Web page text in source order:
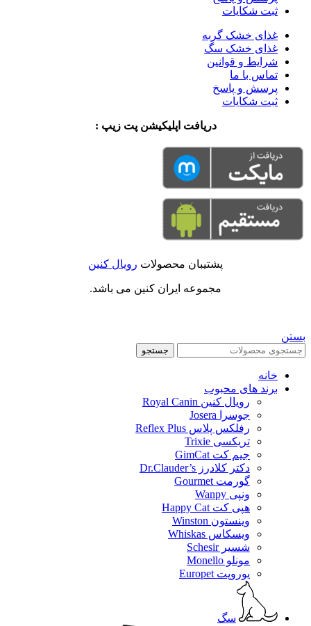
ثبت شکایات
غذای خشک گربه
غذای خشک سگ
شرایط و قوانین
تماس با ما
پرسش و پاسخ
ثبت شکایات
دریافت اپلیکیشن پت زیپ :
پشتیبان محصولات رویال کنین
مجموعه ایران کنین می باشد.
بستن
جستجو
خانه
برند های محبوب
رویال کنین Royal Canin
جوسرا Josera
رفلکس پلاس Reflex Plus
تریکسی Trixie
جیم کت GimCat
دکتر کلادرز Dr.Clauder’s
گورمت Gourmet
ونپی Wanpy
هپی کت Happy Cat
وینستون Winston
ویسکاس Whiskas
شسیر Schesir
مونلو Monello
یوروپت Europet
سگ